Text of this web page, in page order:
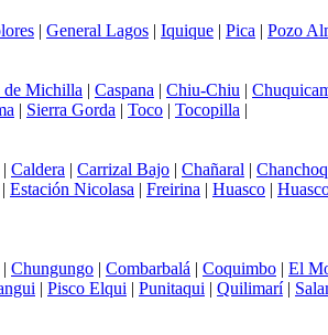
| General Lagos | Iquique | Pica | Pozo
de Michilla | Caspana | Chiu-Chiu |
| Sierra Gorda | Toco | Tocopilla |
| Caldera | Carrizal Bajo | Chañaral |
| Estación Nicolasa | Freirina | Huasco |
| Chungungo | Combarbalá | Coquimbo | El
| Pisco Elqui | Punitaqui | Quilimarí|